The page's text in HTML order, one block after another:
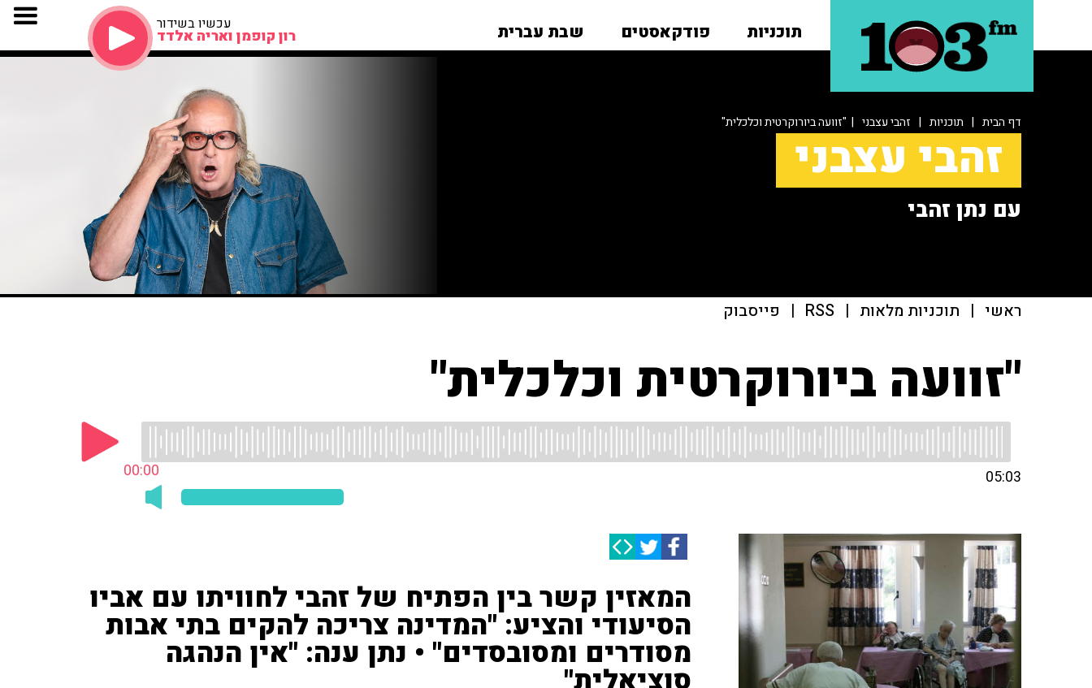
תוכניות פודקאסטים שבת עברית עכשיו בשידור
רון קופמן ואריה אלדד
דף הבית | תוכניות | זהבי עצבני | "זוועה ביורוקרטית וכלכלית"
זהבי עצבני
עם נתן זהבי
ראשי | תוכניות מלאות |
RSS
| פייסבוק
"זוועה ביורוקרטית וכלכלית"
00:00 05:03
המאזין קשר בין הפתיח של זהבי לחוויתו עם אביו
הסיעודי והציע: "המדינה צריכה להקים בתי אבות
מסודרים ומסובסדים" • נתן ענה: "אין הנהגה